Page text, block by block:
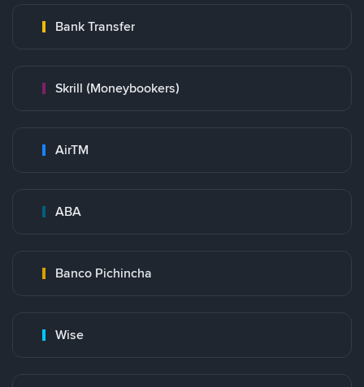
Bank Transfer
Skrill (Moneybookers)
AirTM
ABA
Banco Pichincha
Wise